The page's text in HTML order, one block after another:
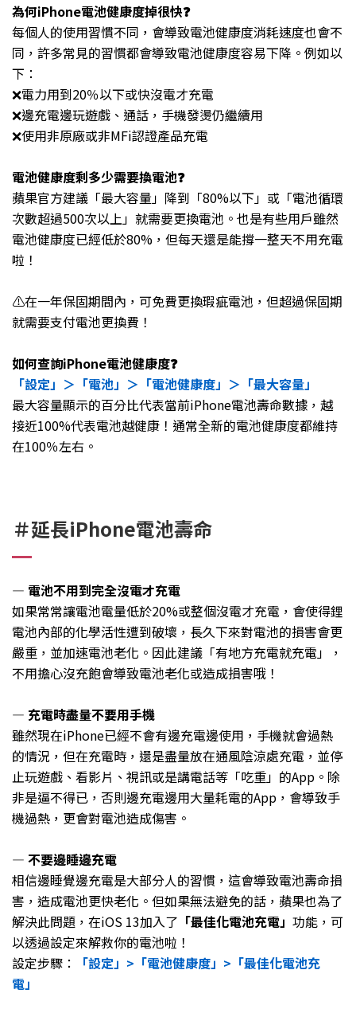
為何iPhone電池健康度掉很快❓
每個人的使用習慣不同，會導致電池健康度消耗速度也會不
同，許多常見的習慣都會導致電池健康度容易下降。例如以
下：
❌電力用到20％以下或快沒電才充電
❌邊充電邊玩遊戲、通話，手機發燙仍繼續用
❌使用非原廠或非MFi認證產品充電
電池健康度剩多少需要換電池❓
蘋果官方建議「最大容量」降到「80%以下」或「電池循環
次數超過500次以上」就需要更換電池。也是有些用戶雖然
電池健康度已經低於80%，但每天還是能撐一整天不用充電
啦！
⚠️在一年保固期間內，可免費更換瑕疵電池，但超過保固期
就需要支付電池更換費！
如何查詢iPhone電池健康度❓
「設定」＞「電池」＞「電池健康度」＞「最大容量」
最大容量顯示的百分比代表當前iPhone電池壽命數據，越
接近100%代表電池越健康！通常全新的電池健康度都維持
在100％左右。
＃延長iPhone電池壽命
— 電池不用到完全沒電才充電
如果常常讓電池電量低於20%或整個沒電才充電，會使得鋰
電池內部的化學活性遭到破壞，長久下來對電池的損害會更
嚴重，並加速電池老化。因此建議「有地方充電就充電」，
不用擔心沒充飽會導致電池老化或造成損害哦！
— 充電時盡量不要用手機
雖然現在iPhone已經不會有邊充電邊使用，手機就會過熱
的情況，但在充電時，還是盡量放在通風陰涼處充電，並停
止玩遊戲、看影片、視訊或是講電話等「吃重」的App。除
非是逼不得已，否則邊充電邊用大量耗電的App，會導致手
機過熱，更會對電池造成傷害。
— 不要邊睡邊充電
相信邊睡覺邊充電是大部分人的習慣，這會導致電池壽命損
害，造成電池更快老化。但如果無法避免的話，蘋果也為了
解決此問題，在iOS 13加入了 「最佳化電池充電」 功能，可
以透過設定來解救你的電池啦！
設定步驟：
「設定」>「電池健康度」>「最佳化電池充
電」